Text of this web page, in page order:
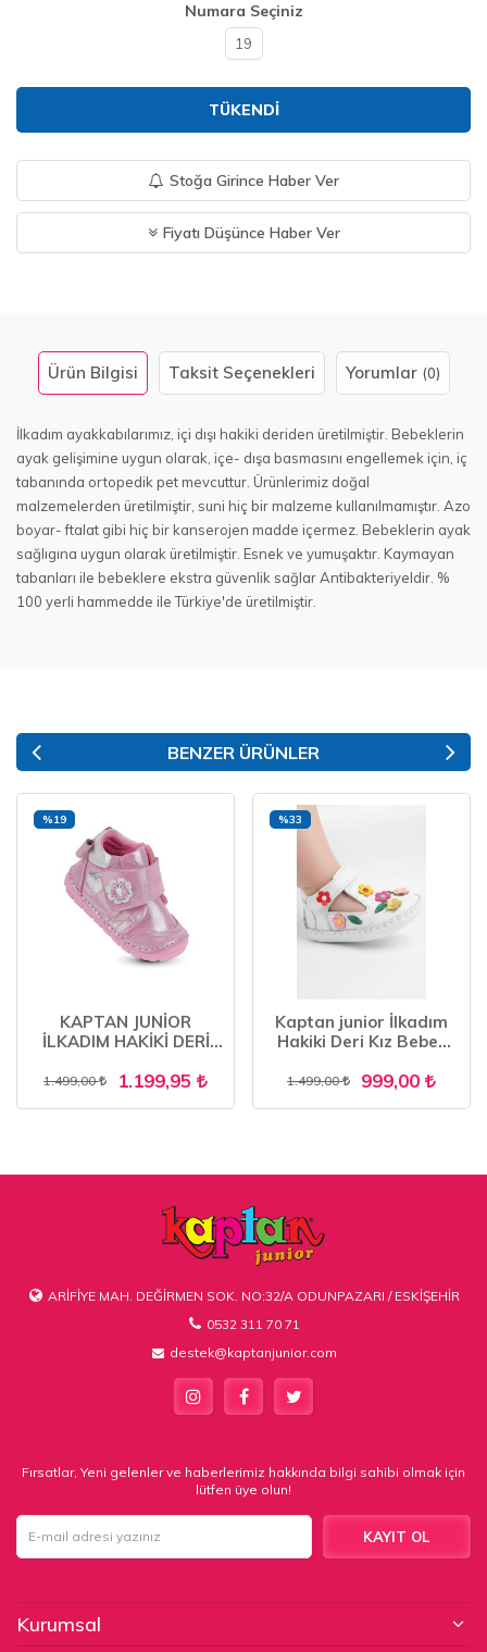
Numara Seçiniz
19
TÜKENDI
Stoğa Girince Haber Ver
Fiyatı Düşünce Haber Ver
Ürün Bilgisi Taksit Seçenekleri Yorumlar (0)
İlkadım ayakkabılarımız, içi dışı hakiki deriden üretilmiştir. Bebeklerin
ayak gelişimine uygun olarak, içe- dışa basmasını engellemek için, iç
tabanında ortopedik pet mevcuttur. Ürünlerimiz doğal
malzemelerden üretilmiştir, suni hiç bir malzeme kullanılmamıştır. Azo
boyar- ftalat gibi hiç bir kanserojen madde içermez. Bebeklerin ayak
sağlıgına uygun olarak üretilmiştir. Esnek ve yumuşaktır. Kaymayan
tabanları ile bebeklere ekstra güvenlik sağlar Antibakteriyeldir. %
100 yerli hammedde ile Türkiye'de üretilmiştir.
BENZER ÜRÜNLER
KAPTAN JUNİOR
İLKADIM HAKİKİ DERİ
ORTOPEDİK AYAKKABI
1.499,00 1.199,95
%19
Kaptan junior İlkadım
Hakiki Deri Kız Bebek
Ayakkabı Patik İTDK
1.499,00 999,00
%33
ARİFİYE MAH. DEĞİRMEN SOK. NO:32/A ODUNPAZARI / ESKİŞEHİR
0532 311 70 71
destek@kaptanjunior.com
Fırsatlar, Yeni gelenler ve haberlerimiz hakkında bilgi sahibi olmak için
lütfen üye olun!
KAYIT OL
Kurumsal